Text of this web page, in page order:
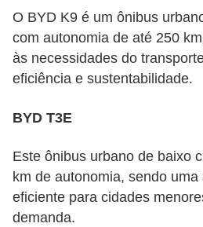
O BYD K9 é um ônibus
com autonomia de até 250
às necessidades do
eficiência e sustentabilidade.
BYD T3E
Este ônibus urbano de baixo
km de autonomia, sendo
eficiente para cidades
demanda.